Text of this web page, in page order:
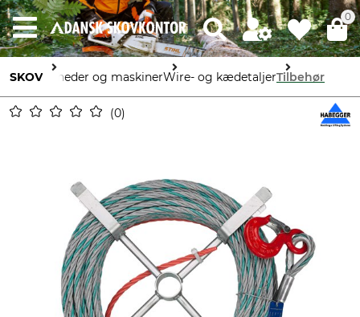
0
SKOV Enheder og maskinerWire- og kædetaljerTilbehør
0